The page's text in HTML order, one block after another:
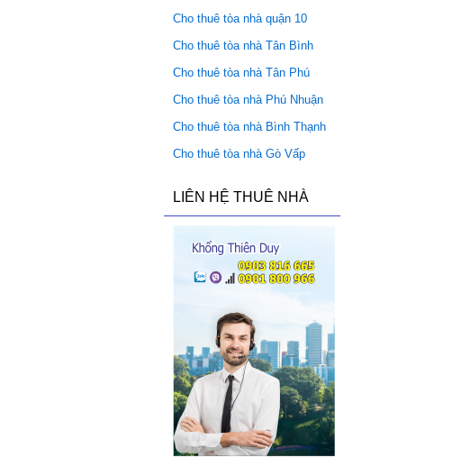
Cho thuê tòa nhà quận 10
Cho thuê tòa nhà Tân Bình
Cho thuê tòa nhà Tân Phú
Cho thuê tòa nhà Phú Nhuận
Cho thuê tòa nhà Bình Thạnh
Cho thuê tòa nhà Gò Vấp
LIÊN HỆ THUÊ NHÀ